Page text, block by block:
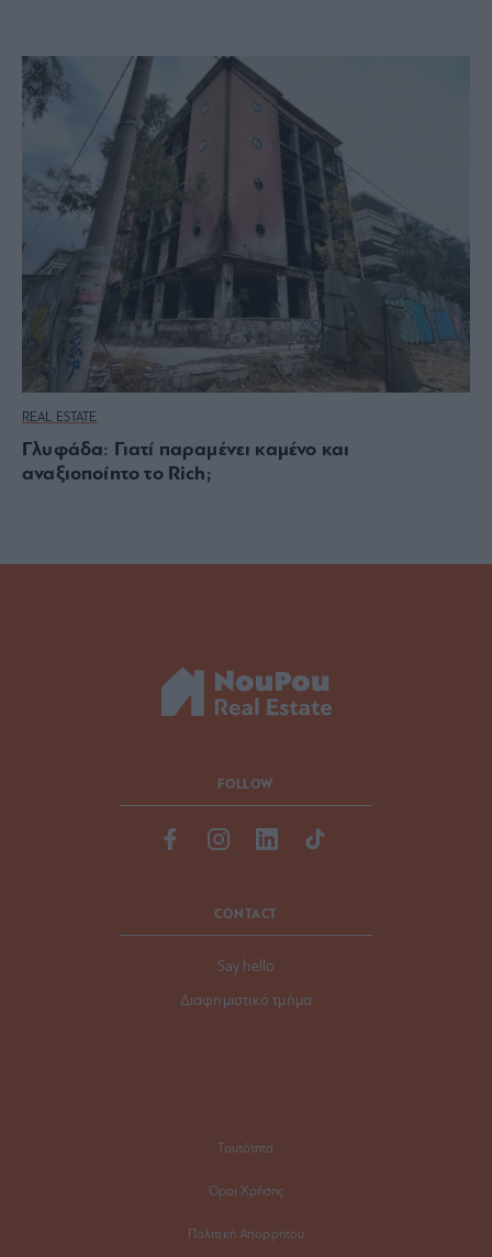
REAL ESTATE
Γλυφάδα: Γιατί παραμένει καμένο και
αναξιοποίητο το Rich;
FOLLOW
CONTACT
Say hello
Διαφημιστικό τμήμα
Ταυτότητα
Όροι Χρήσης
Πολιτική Απορρήτου